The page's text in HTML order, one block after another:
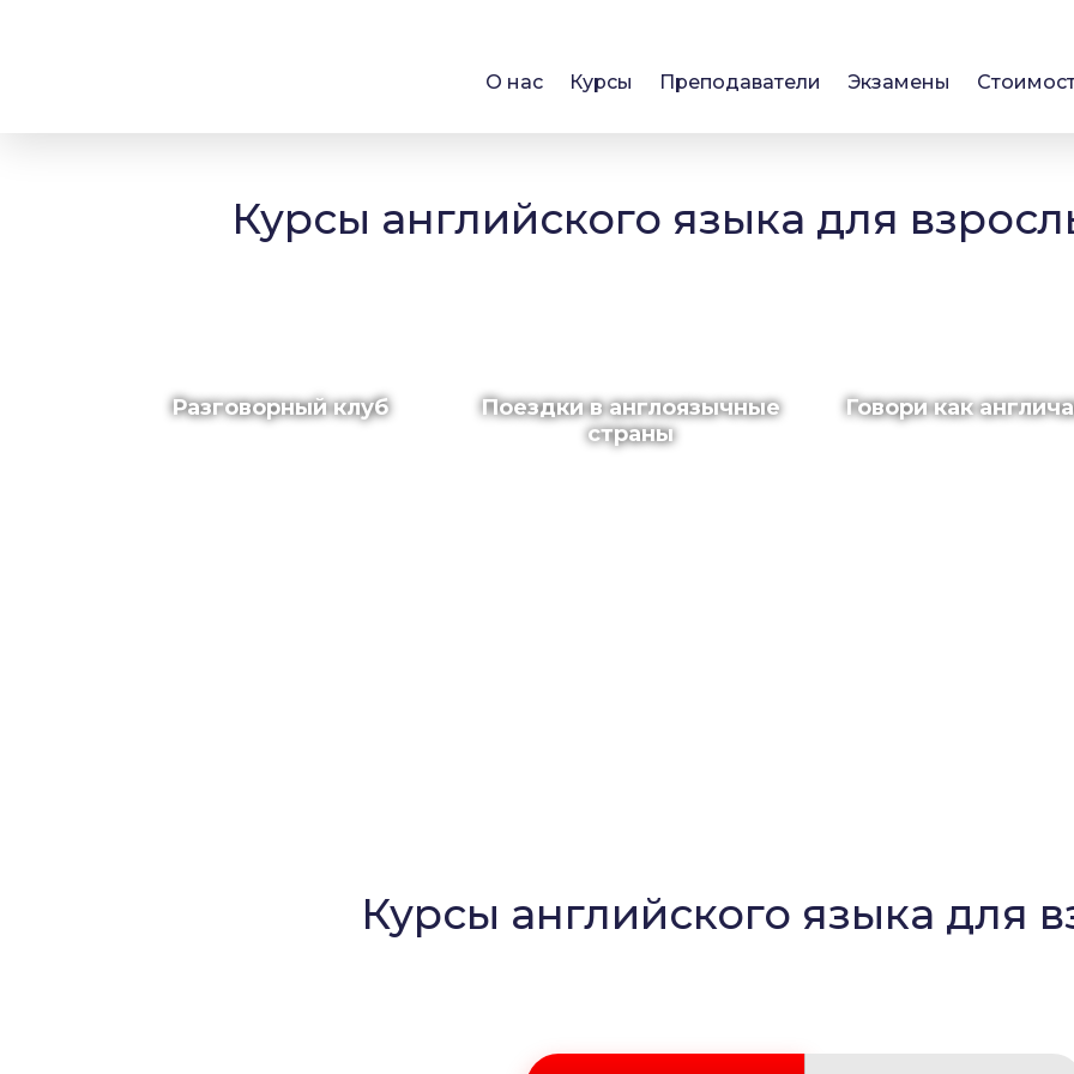
О нас Курсы Преподаватели Экзамены
Курсы английского языка для
Разговорный клуб
Поездки в англоязычные
страны
Говори как
Курсы английского языка для